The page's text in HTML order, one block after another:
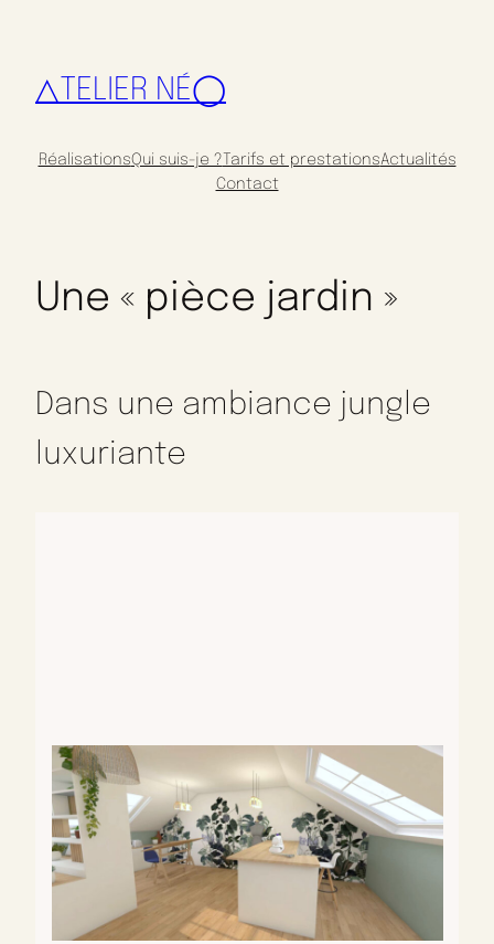
△TELIER NÉ◯
RéalisationsQui suis-je ? Tarifs et prestationsActualités
Contact
Une « pièce jardin »
Dans une ambiance jungle
luxuriante